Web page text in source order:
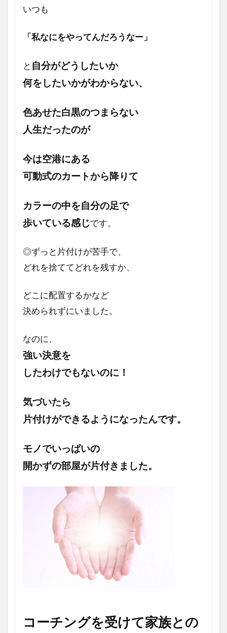
いつも
「私なにをやってんだろうなー」
と 自分がどうしたいか
何をしたいかがわからない、
色あせた白黒のつまらない
人生だったのが
今は空港にある
可動式のカートから降りて
カラーの中を自分の足で
歩いている感じです。
◎ずっと片付けが苦手で、
どれを捨ててどれを残すか、
どこに配置するかなど
決められずにいました。
なのに、
強い決意を
したわけでもないのに！
気づいたら
片付けができるよう になったんです。
モノでいっぱいの
開かずの部屋が片付きました。
コーチングを受けて家族との